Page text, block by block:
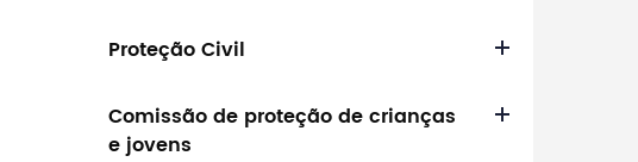
Proteção Civil
Comissão de proteção de crianças
e jovens